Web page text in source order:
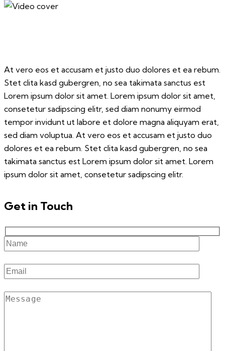
At vero eos et accusam et justo duo dolores et ea rebum.
Stet clita kasd gubergren, no sea takimata sanctus est
Lorem ipsum dolor sit amet. Lorem ipsum dolor sit amet,
consetetur sadipscing elitr, sed diam nonumy eirmod
tempor invidunt ut labore et dolore magna aliquyam erat,
sed diam voluptua. At vero eos et accusam et justo duo
dolores et ea rebum. Stet clita kasd gubergren, no sea
takimata sanctus est Lorem ipsum dolor sit amet. Lorem
ipsum dolor sit amet, consetetur sadipscing elitr.
Get in Touch